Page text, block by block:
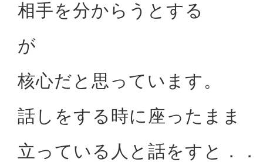
相手を分からうとする
が
核心だと思っています。
話しをする時に座ったまま
立っている人と話をすと．．